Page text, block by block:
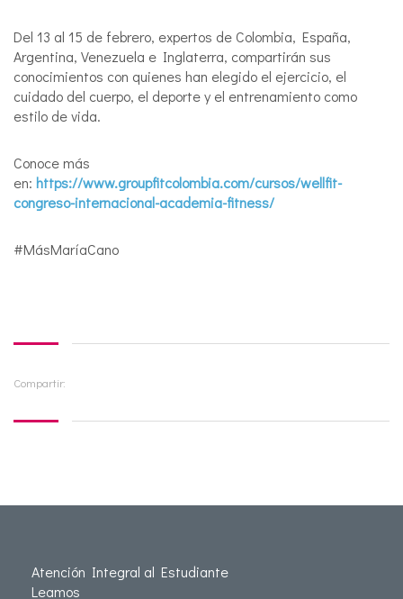
Del 13 al 15 de febrero, expertos de Colombia, España,
Argentina, Venezuela e Inglaterra, compartirán sus
conocimientos con quienes han elegido el ejercicio, el
cuidado del cuerpo, el deporte y el entrenamiento como
estilo de vida.
Conoce más
en: https://www.groupfitcolombia.com/cursos/wellfit-
congreso-internacional-academia-fitness/
#MásMaríaCano
Compartir:
Atención Integral al Estudiante
Leamos